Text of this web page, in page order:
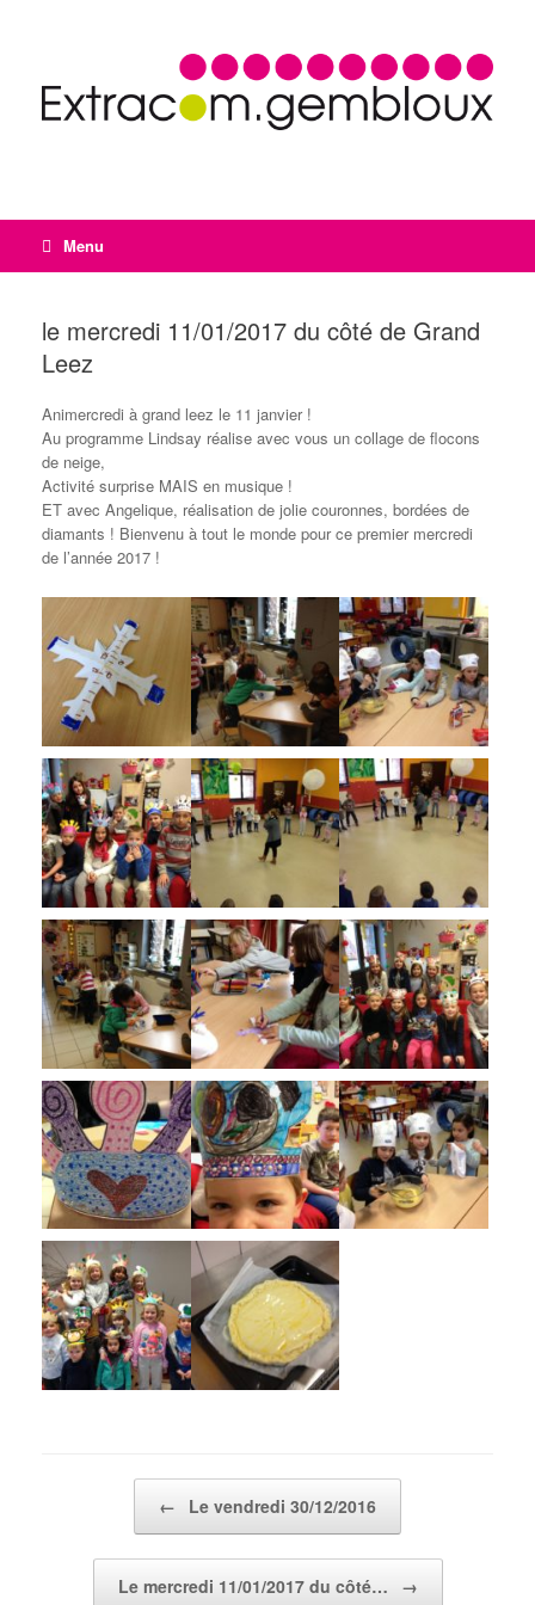
Menu
le mercredi 11/01/2017 du côté de Grand
Leez
Animercredi à grand leez le 11 janvier !
Au programme Lindsay réalise avec vous un collage de flocons
de neige,
Activité surprise MAIS en musique !
ET avec Angelique, réalisation de jolie couronnes, bordées de
diamants ! Bienvenu à tout le monde pour ce premier mercredi
de l’année 2017 !
← Le vendredi 30/12/2016
Le mercredi 11/01/2017 du côté… →